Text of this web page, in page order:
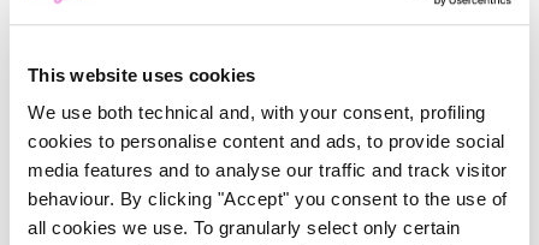
This website uses cookies
We use both technical and, with your consent, profiling
cookies to personalise content and ads, to provide social
media features and to analyse our traffic and track visitor
behaviour. By clicking "Accept" you consent to the use of
all cookies we use. To granularly select only certain
La magia del Natale e la
nostra wishlist per i regali
LIFESTYLE-DECEMBER 4, 2024
beauty raccontano uno stile
magico